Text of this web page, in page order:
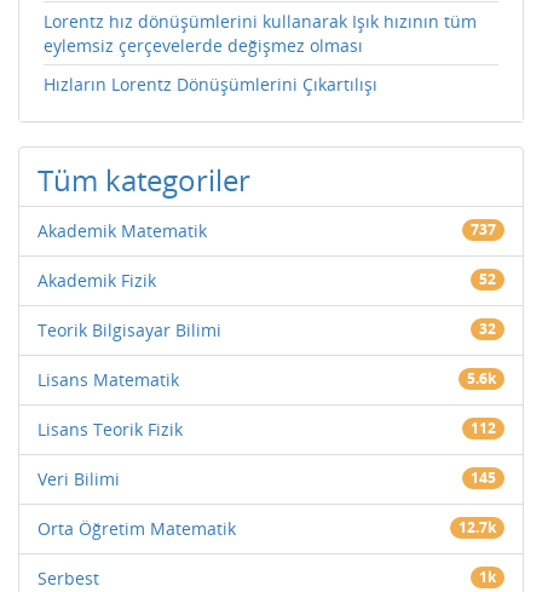
Lorentz hız dönüşümlerini kullanarak Işık hızının tüm
eylemsiz çerçevelerde değişmez olması
Hızların Lorentz Dönüşümlerini Çıkartılışı
Tüm kategoriler
Akademik Matematik 737
Akademik Fizik 52
Teorik Bilgisayar Bilimi 32
Lisans Matematik 5.6k
Lisans Teorik Fizik 112
Veri Bilimi 145
Orta Öğretim Matematik 12.7k
Serbest 1k